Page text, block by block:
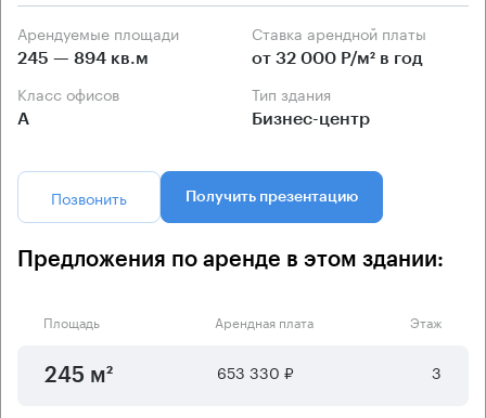
Арендуемые площади
245 — 894 кв.м
Ставка арендной платы
от 32 000 Р/м² в год
Класс офисов
А
Тип здания
Бизнес-центр
Позвонить Получить презентацию
Предложения по аренде в этом здании:
Площадь Арендная плата Этаж
245 м² 653 330 ₽ 3